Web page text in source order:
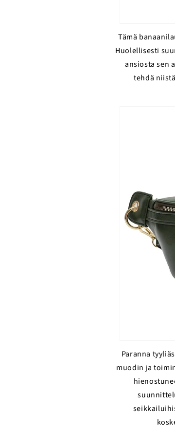
Tämä
Huolellisesti
ansiosta sen
tehdä
Paranna
muodin ja